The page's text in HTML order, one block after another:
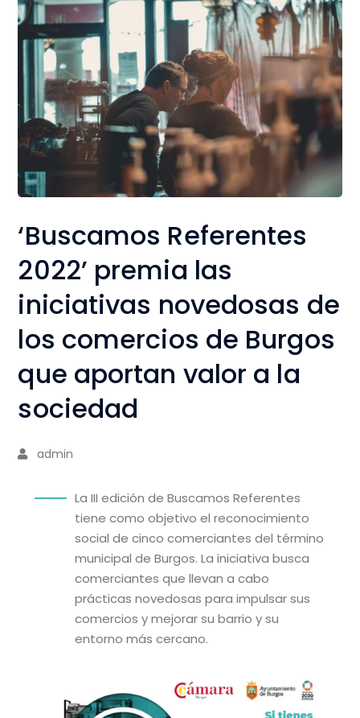
‘Buscamos Referentes
2022’ premia las
iniciativas novedosas de
los comercios de Burgos
que aportan valor a la
sociedad
admin
La III edición de Buscamos Referentes
tiene como objetivo el reconocimiento
social de cinco comerciantes del término
municipal de Burgos. La iniciativa busca
comerciantes que llevan a cabo
prácticas novedosas para impulsar sus
comercios y mejorar su barrio y su
entorno más cercano.